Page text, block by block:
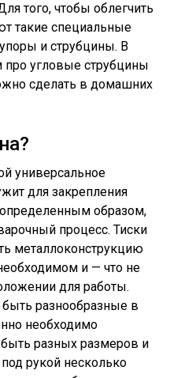
того, чтобы облегчить
такие специальные
и струбцины. В
угловые струбцины
сделать в домашних
универсальное
для закрепления
образом,
процесс. Тиски
металлоконструкцию
и — что не
для работы.
быть разнообразные в
необходимо
быть разных размеров и
рукой несколько